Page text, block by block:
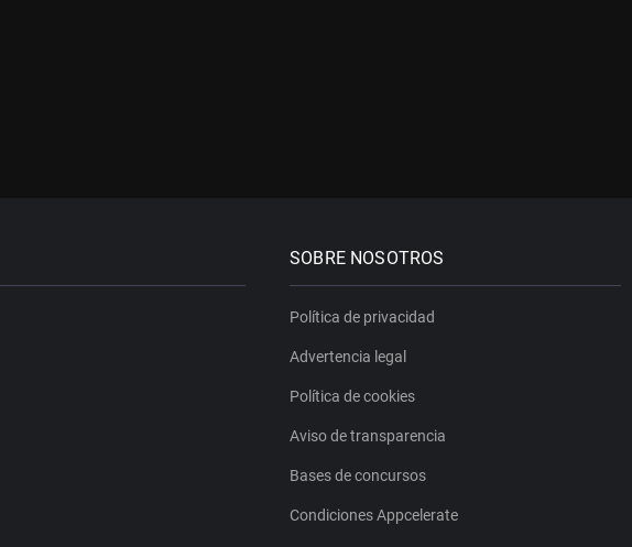
SOBRE NOSOTROS
Política de privacidad
Advertencia legal
Política de cookies
Aviso de transparencia
Bases de concursos
Condiciones Appcelerate